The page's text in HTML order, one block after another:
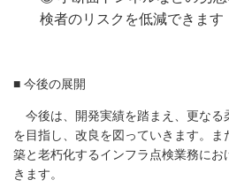
検者のリスクを低減できます
■ 今後の展開
今後は、開発実績を踏まえ、更なる
を目指し、改良を図っていきます。
築と老朽化するインフラ点検業務にお
きます。